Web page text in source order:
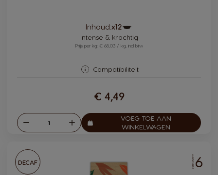
Inhoud:x12
capsule
Intense & krachtig
Prijs per kg: € 68,03 / kg, incl btw
Compatibiliteit
€ 4,49
Verlagen Verhogen
VOEG TOE AAN
WINKELWAGEN
DECAF INTENSITEIT6